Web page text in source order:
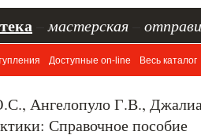
мастерская
Доступные on-line Весь каталог
Ангелопуло Г.В.,
Справочное пособие